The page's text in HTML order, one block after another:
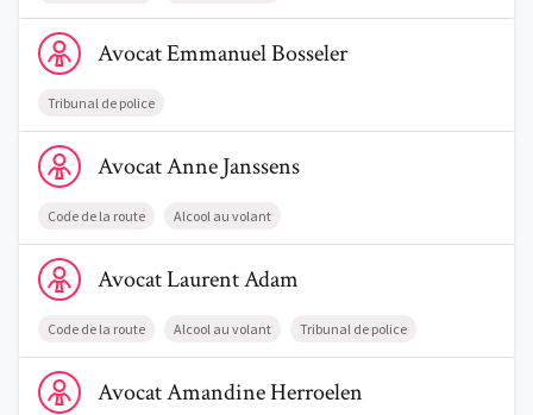
Voir le profil de AvocatEmmanuel Bosseler
AvocatEmmanuelBosseler
Tribunal de police
Voir le profil de AvocatAnne Janssens
AvocatAnneJanssens
Code de la route Alcool au volant
Voir le profil de AvocatLaurent Adam
AvocatLaurentAdam
Code de la route Alcool au volant Tribunal de police
Voir le profil de AvocatAmandine Herroelen
AvocatAmandineHerroelen